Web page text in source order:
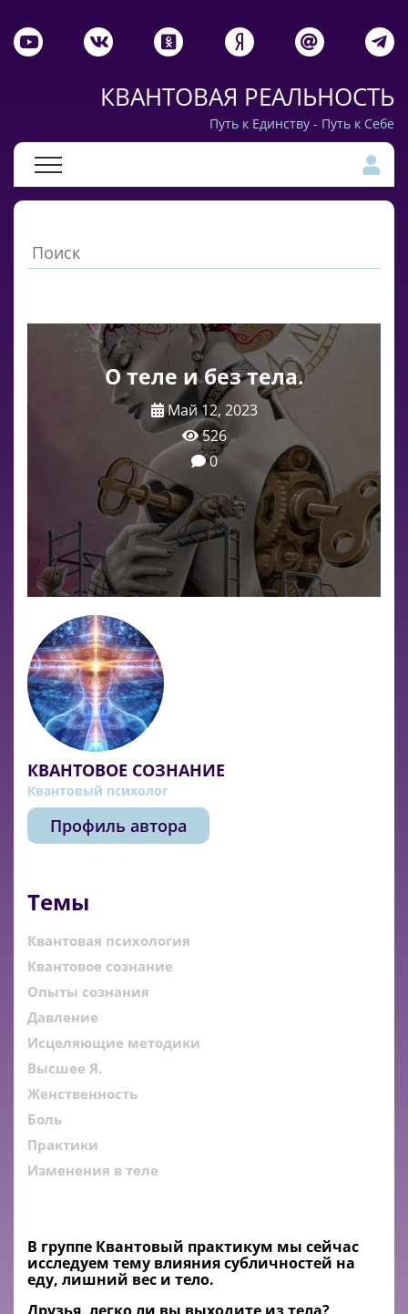
КВАНТОВАЯ РЕАЛЬНОСТЬ
Путь к Единству - Путь к Себе
О теле и без тела.
Май 12, 2023
526
0
КВАНТОВОЕ СОЗНАНИЕ
Квантовый психолог
Профиль автора
Темы
Квантовая психология
Квантовое сознание
Опыты сознания
Давление
Исцеляющие методики
Высшее Я.
Женственность
Боль
Практики
Изменения в теле
В группе Квантовый практикум мы сейчас
исследуем тему влияния субличностей на
еду, лишний вес и тело.